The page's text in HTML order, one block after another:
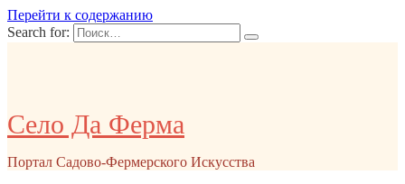
Перейти к содержанию
Search for:
Село Да Ферма
Портал Садово-Фермерского Искусства